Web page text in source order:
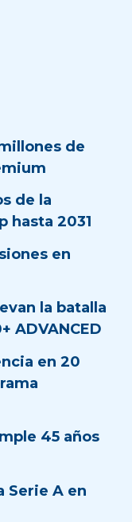
de
de la
hasta 2031
en
la batalla
ADVANCED
en 20
45 años
Serie A en